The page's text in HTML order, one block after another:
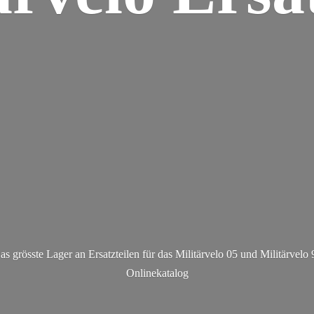
grösste Lager an Ersatzteilen für das Militärvelo 05 und Militärvelo
Onlinekatalog